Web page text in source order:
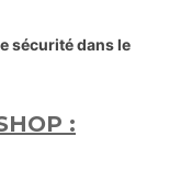
sécurité dans le
: